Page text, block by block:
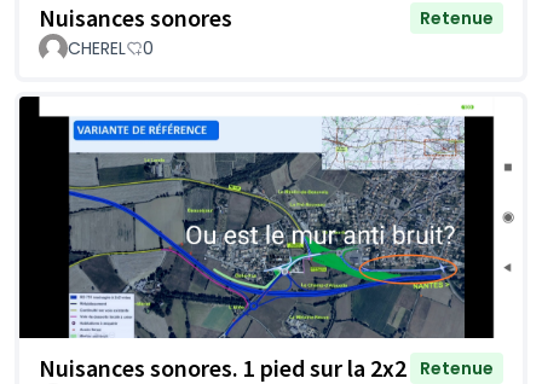
Nuisances sonores
Retenue
CHEREL
0
Nuisances sonores. 1 pied sur la 2x2 Retenue